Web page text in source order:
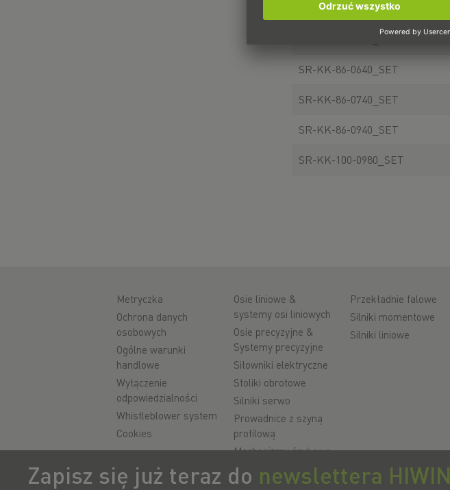
SR-KK-86-0440_SET
SR-KK-86-0540_SET
SR-KK-86-0640_SET
SR-KK-86-0740_SET
SR-KK-86-0940_SET
SR-KK-100-0980_SET
Zapisz się już teraz do newslettera HIWIN
Metryczka
Ochrona danych
osobowych
Ogólne warunki
handlowe
Wyłączenie
odpowiedzialności
Whistleblower system
Cookies
Osie liniowe &
systemy osi liniowych
Osie precyzyjne &
Systemy precyzyjne
Siłowniki elektryczne
Stoliki obrotowe
Silniki serwo
Prowadnice z szyną
profilową
Mechanizmy śrubowo-
toczne
Sterownik
Przekładnie falowe
Silniki momentowe
Silniki liniowe